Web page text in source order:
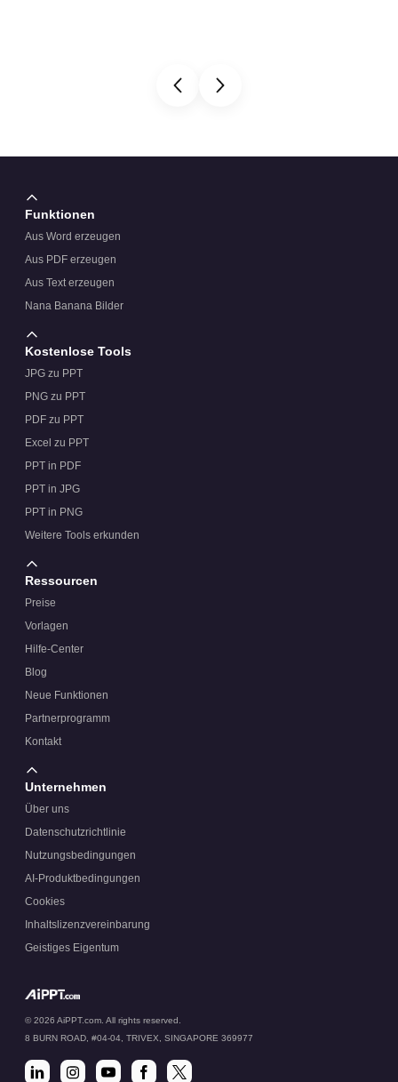
Funktionen
Aus Word erzeugen
Aus PDF erzeugen
Aus Text erzeugen
Nana Banana Bilder
Kostenlose Tools
JPG zu PPT
PNG zu PPT
PDF zu PPT
Excel zu PPT
PPT in PDF
PPT in JPG
PPT in PNG
Weitere Tools erkunden
Ressourcen
Preise
Vorlagen
Hilfe-Center
Blog
Neue Funktionen
Partnerprogramm
Kontakt
Unternehmen
Über uns
Datenschutzrichtlinie
Nutzungsbedingungen
AI-Produktbedingungen
Cookies
Inhaltslizenzvereinbarung
Geistiges Eigentum
© 2026 AiPPT.com. All rights reserved.
8 BURN ROAD, #04-04, TRIVEX, SINGAPORE 369977